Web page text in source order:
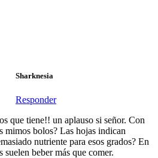
Sharknesia
Responder
que tiene!! un aplauso si señor. Con
mimos bolos? Las hojas indican
nutriente para esos grados? En
suelen beber más que comer.